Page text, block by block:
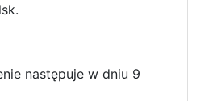
następuje w dniu 9